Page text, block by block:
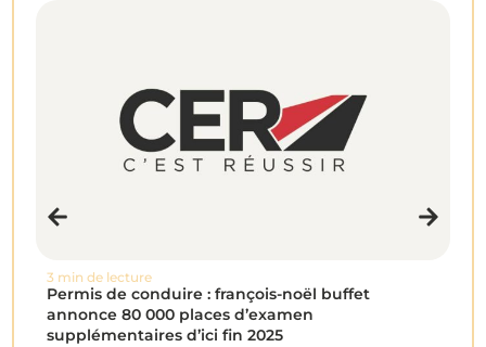
3 min de lecture
Permis de conduire : françois-noël buffet
annonce 80 000 places d’examen
supplémentaires d’ici fin 2025